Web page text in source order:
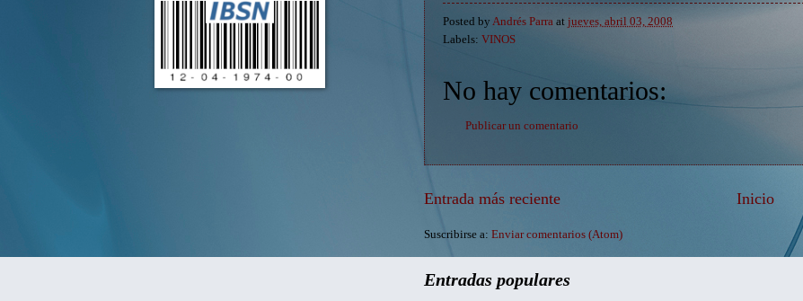
Posted by Andrés Parra at jueves, abril 03, 2008
Labels: VINOS
No hay comentarios:
Publicar un comentario
Entrada más reciente Inicio
Suscribirse a: Enviar comentarios (Atom)
Entradas populares